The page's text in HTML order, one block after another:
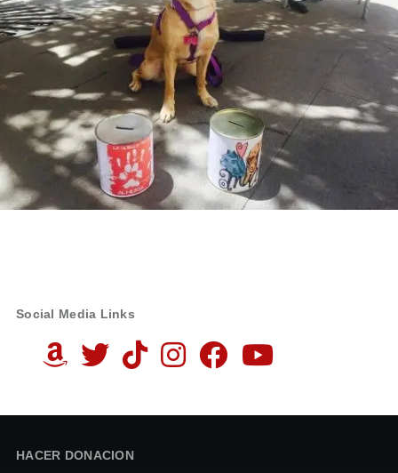
Social Media Links
HACER DONACION